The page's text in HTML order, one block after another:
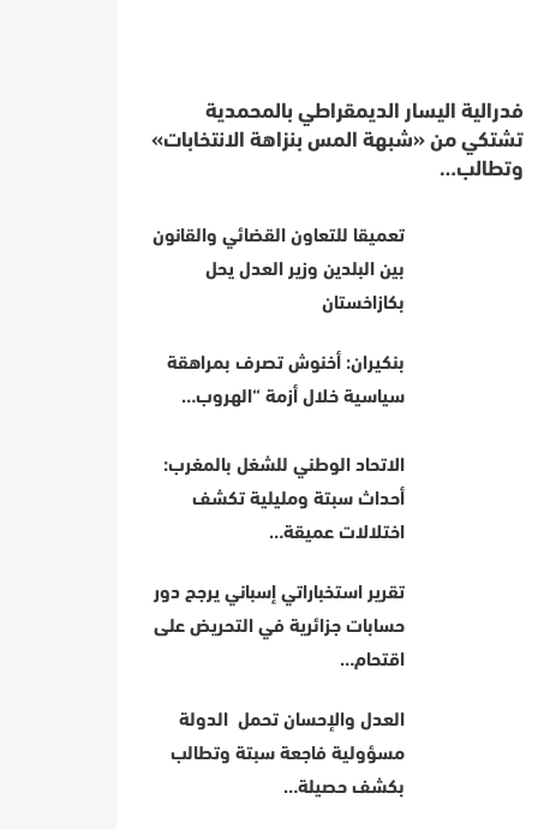
فدرالية اليسار الديمقراطي بالمحمدية
تشتكي من «شبهة المس بنزاهة الانتخابات»
وتطالب…
تعميقا للتعاون القضائي والقانون
بين البلدين وزير العدل يحل
بكازاخستان
بنكيران: أخنوش تصرف بمراهقة
سياسية خلال أزمة “الهروب…
الاتحاد الوطني للشغل بالمغرب:
أحداث سبتة ومليلية تكشف
اختلالات عميقة…
تقرير استخباراتي إسباني يرجح دور
حسابات جزائرية في التحريض على
اقتحام…
العدل والإحسان تحمل الدولة
مسؤولية فاجعة سبتة وتطالب
بكشف حصيلة…